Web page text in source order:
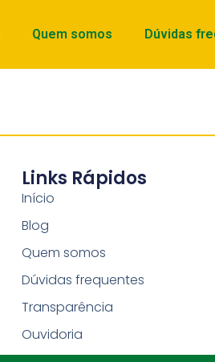
Quem somos Dúvidas
Links Rápidos
Início
Blog
Quem somos
Dúvidas frequentes
Transparência
Ouvidoria